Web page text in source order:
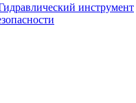
инструмент